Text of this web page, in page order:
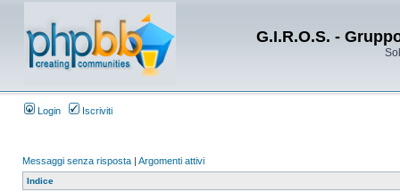
G.I.R.O.S. -
Login Iscriviti
Messaggi senza risposta | Argomenti attivi
Indice